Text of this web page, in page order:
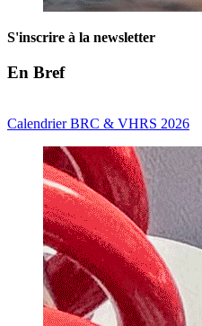
S'inscrire à la newsletter
En Bref
Calendrier BRC & VHRS 2026